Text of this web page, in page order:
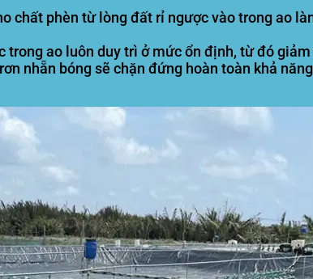
chất phèn từ lòng đất rỉ ngược vào trong ao
trong ao luôn duy trì ở mức ổn định, từ đó
nhẵn bóng sẽ chặn đứng hoàn toàn khả